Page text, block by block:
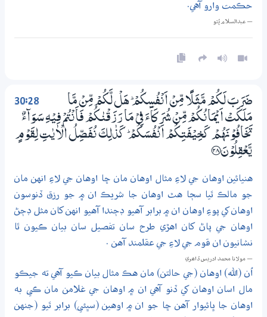
حڪمت وارو آهي.
— عبدالسلام ڀُٽو
30:28
ضَرَبَ لَكُمْ مَّثَلًا مِّنْ اَنْفُسِكُمْ ۭ هَلْ لَّكُمْ مِّنْ مَّا
مَلَكَتْ اَيْمَانُكُمْ مِّنْ شُرَكَاۗءَ فِيْ مَا رَزَقْنٰكُمْ فَاَنْتُمْ فِيْهِ سَوَاۗءٌ
تَخَافُوْنَهُمْ كَـخِيْفَتِكُمْ اَنْفُسَكُمْ ۭ كَذٰلِكَ نُفَصِّلُ الْاٰيٰتِ لِقَوْمٍ
يَّعْقِلُوْنَ ؀28
هنيائين اوهان جي لاءِ مثال اوهان مان ڇا اوهان جي لاءِ انهن مان
جو مالڪ ٿيا سڄا هٿ اوهان جا شريڪ ان ۾ جو رزق ڏنوسون
اوهان کي پوءِ اوهان ان ۾ برابر آهيو ڊڄندا آهيو انهن کان مثل ڊڄڻ
اوهان جي پاڻ کان اهڙي طرح سان تفصيل سان بيان ڪيون ٿا
نشانيون ان قوم جي لاءِ جي عقلمند آهن .
— مولانا محمد ادريس ڏاھري
اُن (الله) اوهان (جي حالتن) مان هڪ مثال بيان ڪيو آهي ته جيڪو
مال اسان اوهان کي ڏنو آهي ان ۾ اوهان جي غلامن مان ڪي به
اوهان جا ڀائيوار آهن ڇا جو ان ۾ اوهين (سڀئي) برابر ٿيو (جنهن